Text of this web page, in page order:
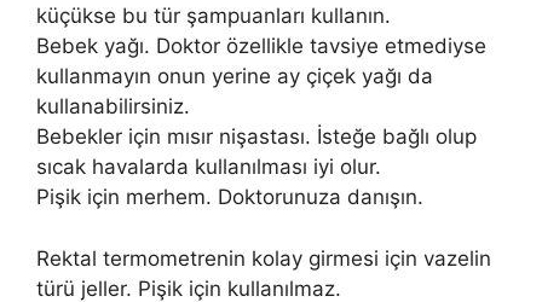
küçükse bu tür şampuanları kullanın.
Bebek yağı. Doktor özellikle tavsiye etmediyse
kullanmayın onun yerine ay çiçek yağı da
kullanabilirsiniz.
Bebekler için mısır nişastası. İsteğe bağlı olup
sıcak havalarda kullanılması iyi olur.
Pişik için merhem. Doktorunuza danışın.
Rektal termometrenin kolay girmesi için vazelin
türü jeller. Pişik için kullanılmaz.